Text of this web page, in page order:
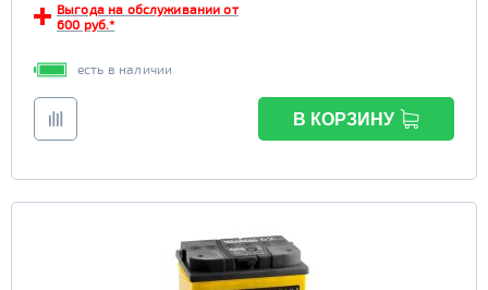
Выгода на обслуживании от
600 руб.*
есть в наличии
В КОРЗИНУ